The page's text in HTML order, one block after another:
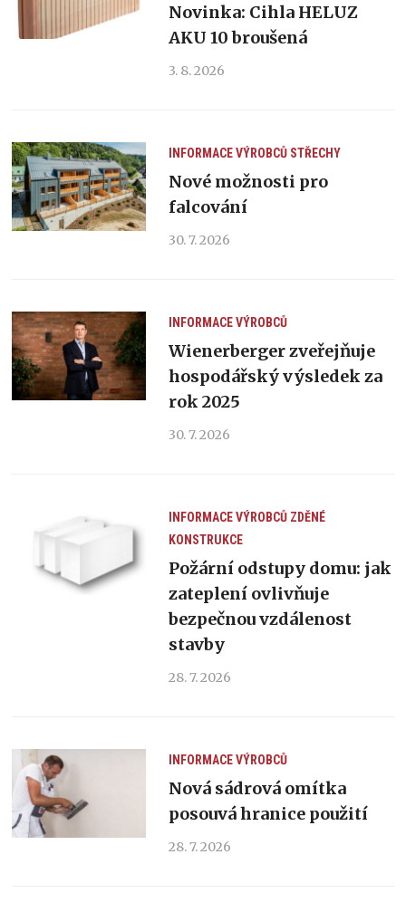
Novinka: Cihla HELUZ
AKU 10 broušená
3. 8. 2026
INFORMACE VÝROBCŮ STŘECHY
Nové možnosti pro
falcování
30. 7. 2026
INFORMACE VÝROBCŮ
Wienerberger zveřejňuje
hospodářský výsledek za
rok 2025
30. 7. 2026
INFORMACE VÝROBCŮ ZDĚNÉ
KONSTRUKCE
Požární odstupy domu: jak
zateplení ovlivňuje
bezpečnou vzdálenost
stavby
28. 7. 2026
INFORMACE VÝROBCŮ
Nová sádrová omítka
posouvá hranice použití
28. 7. 2026